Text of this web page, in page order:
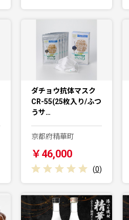
ダチョウ抗体マスク
CR-55(25枚入り/ふつ
うサ…
京都府精華町
￥46,000
(0)